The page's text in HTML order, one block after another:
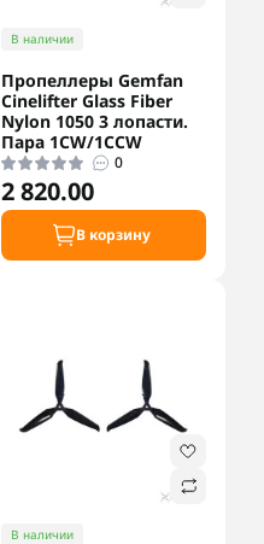
В наличии
Пропеллеры Gemfan
Cinelifter Glass Fiber
Nylon 1050 3 лопасти.
Пара 1CW/1CCW
0
2 820.00
В корзину
В наличии